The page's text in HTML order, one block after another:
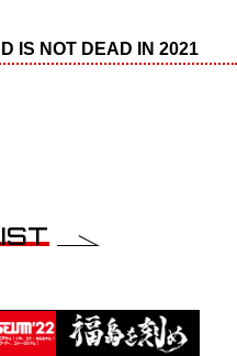
IS NOT DEAD IN 2021